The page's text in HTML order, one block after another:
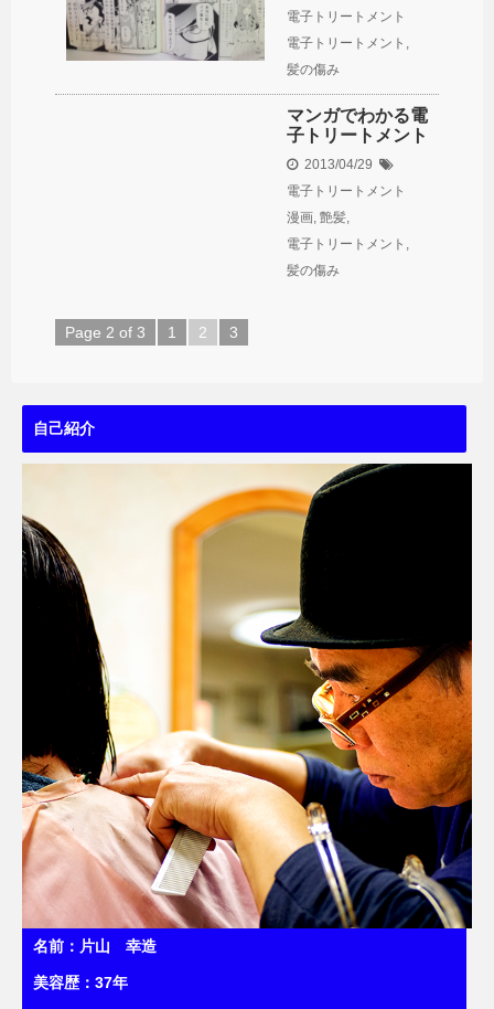
電子トリートメント
電子トリートメント ,
髪の傷み
マンガでわかる電
子トリートメント
2013/04/29
電子トリートメント
漫画, 艶髪,
電子トリートメント ,
髪の傷み
Page 2 of 3 1 2 3
自己紹介
名前：片山 幸造
美容歴：37年